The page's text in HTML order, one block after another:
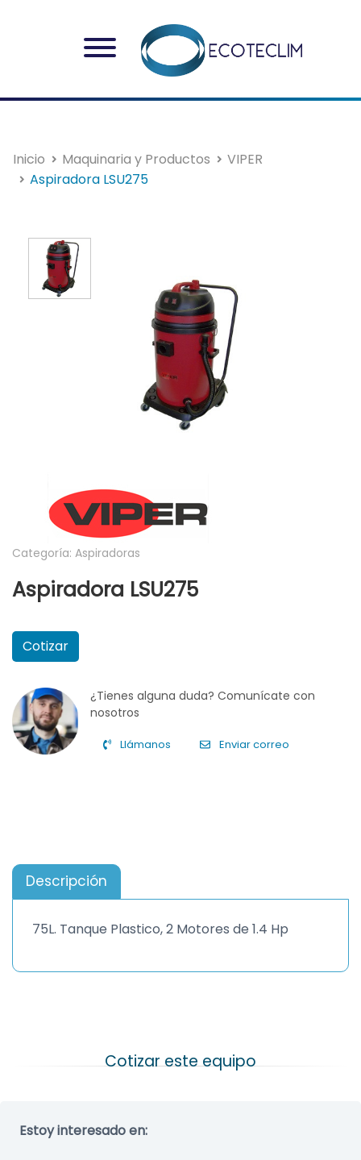
Inicio Maquinaria y Productos
VIPER
Aspiradora LSU275
Categoría: Aspiradoras
Aspiradora LSU275
Cotizar
¿Tienes alguna duda? Comunícate con
nosotros
Llámanos Enviar correo
Descripción
75L. Tanque Plastico, 2 Motores de 1.4 Hp
Estoy interesado en: